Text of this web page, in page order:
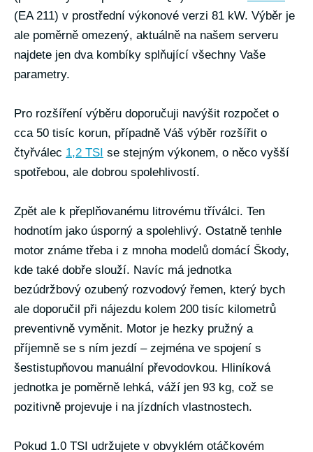
(EA 211) v prostřední výkonové verzi 81 kW. Výběr je
ale poměrně omezený, aktuálně na našem serveru
najdete jen dva kombíky splňující všechny Vaše
parametry.
Pro rozšíření výběru doporučuji navýšit rozpočet o
cca 50 tisíc korun, případně Váš výběr rozšířit o
čtyřválec 1,2 TSI se stejným výkonem, o něco vyšší
spotřebou, ale dobrou spolehlivostí.
Zpět ale k přeplňovanému litrovému tříválci. Ten
hodnotím jako úsporný a spolehlivý. Ostatně tenhle
motor známe třeba i z mnoha modelů domácí Škody,
kde také dobře slouží. Navíc má jednotka
bezúdržbový ozubený rozvodový řemen, který bych
ale doporučil při nájezdu kolem 200 tisíc kilometrů
preventivně vyměnit. Motor je hezky pružný a
příjemně se s ním jezdí – zejména ve spojení s
šestistupňovou manuální převodovkou. Hliníková
jednotka je poměrně lehká, váží jen 93 kg, což se
pozitivně projevuje i na jízdních vlastnostech.
Pokud 1.0 TSI udržujete v obvyklém otáčkovém